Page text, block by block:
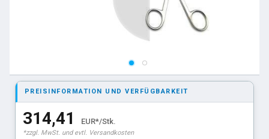
PREISINFORMATION UND VERFÜGBARKEIT
314,41 EUR*/Stk.
*zzgl. MwSt. und evtl. Versandkosten